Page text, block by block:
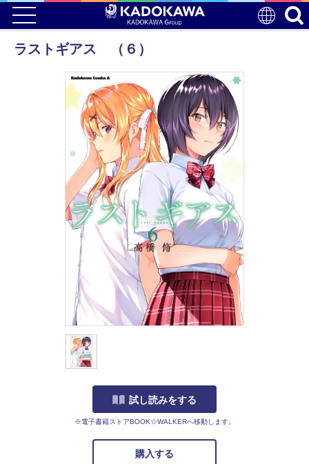
ラストギアス （６）
試し読みをする
※電子書籍ストアBOOK☆WALKERへ移動します。
購入する